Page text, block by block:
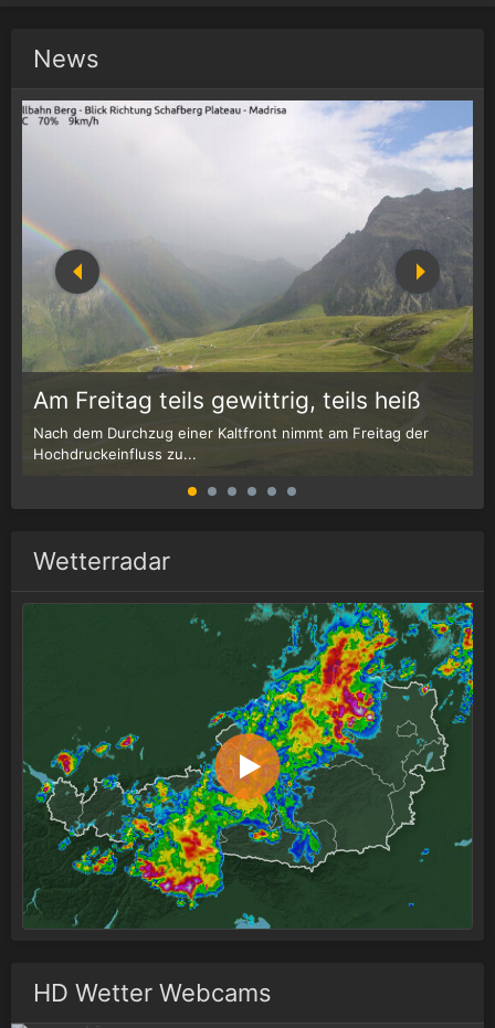
News
Am Freitag teils gewittrig, teils heiß
Nach dem Durchzug einer Kaltfront nimmt am Freitag der
Hochdruckeinfluss zu...
Wetterradar
HD Wetter Webcams